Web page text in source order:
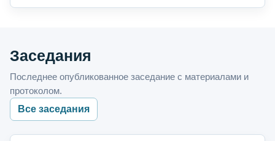
Заседания
Последнее опубликованное заседание с материалами и
протоколом.
Все заседания